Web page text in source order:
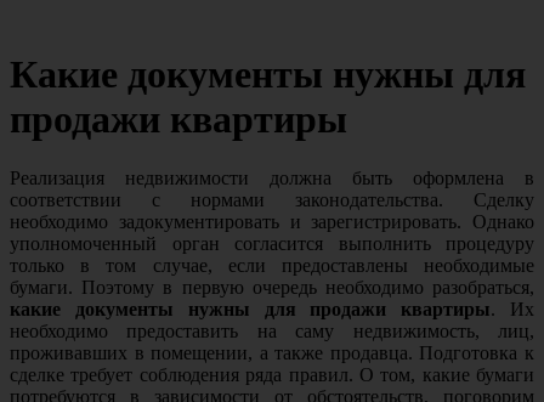
Какие документы нужны для
продажи квартиры
Реализация недвижимости должна быть оформлена в
соответствии с нормами законодательства. Сделку
необходимо задокументировать и зарегистрировать. Однако
уполномоченный орган согласится выполнить процедуру
только в том случае, если предоставлены необходимые
бумаги. Поэтому в первую очередь необходимо разобраться,
какие документы нужны для продажи квартиры. Их
необходимо предоставить на саму недвижимость, лиц,
проживавших в помещении, а также продавца. Подготовка к
сделке требует соблюдения ряда правил. О том, какие бумаги
потребуются в зависимости от обстоятельств, поговорим